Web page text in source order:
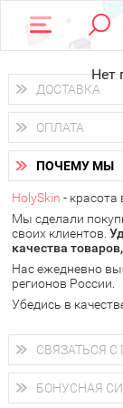
Нет
ДОСТАВКА
Доставка
Вы можете
получить заказ в
самовывоза.
В 20 городах
следующий день.
у Вас всегда
доставку от
подробнее об
ОПЛАТА
Вы можете
наличными
через
электронными
ПОЧЕМУ МЫ
HolySkin - красота
Мы сделали
своих клиентов.
качества
Нас ежедневно
регионов России.
Убедись в
СВЯЗАТЬСЯ
+7 (800) 707-24-55
Мы будем рады
магазина,
БОНУСНАЯ